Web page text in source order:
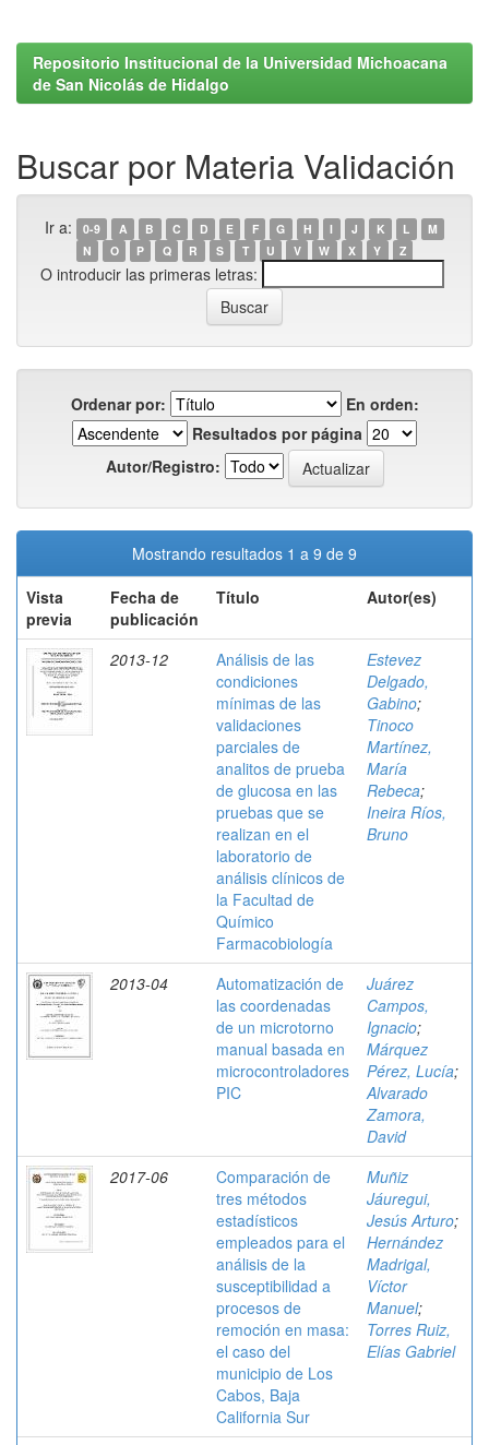
Repositorio Institucional de la Universidad Michoacana
de San Nicolás de Hidalgo
Buscar por Materia Validación
Ir a: 0-9 A B C D E F G H I J K L
M
N
O P Q R S T U V W X Y Z
O introducir las primeras letras:
Ordenar por:
En orden:
Resultados por página
Autor/Registro:
Mostrando resultados 1 a 9 de 9
Vista
previa
Fecha de
publicación
Título Autor(es)
2013-12
Análisis de las
condiciones
mínimas de las
validaciones
parciales de
analitos de prueba
de glucosa en las
pruebas que se
realizan en el
laboratorio de
análisis clínicos de
la Facultad de
Químico
Farmacobiología
Estevez
Delgado,
Gabino;
Tinoco
Martínez,
María
Rebeca;
Ineira Ríos,
Bruno
2013-04
Automatización de
las coordenadas
de un microtorno
manual basada en
microcontroladores
PIC
Juárez
Campos,
Ignacio;
Márquez
Pérez, Lucía;
Alvarado
Zamora,
David
2017-06
Comparación de
tres métodos
estadísticos
empleados para el
análisis de la
susceptibilidad a
procesos de
remoción en masa:
el caso del
municipio de Los
Cabos, Baja
California Sur
Muñiz
Jáuregui,
Jesús Arturo;
Hernández
Madrigal,
Víctor
Manuel;
Torres Ruiz,
Elías Gabriel